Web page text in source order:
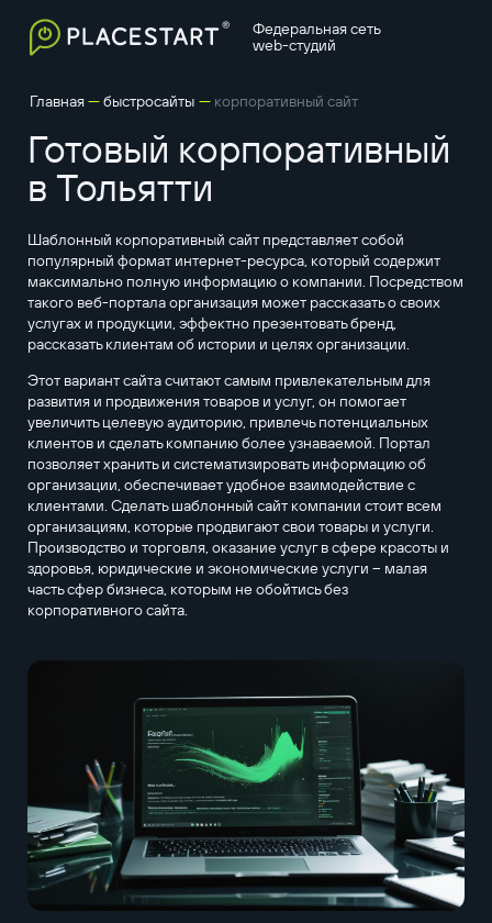
Федеральная сеть
web-студий
Главная—быстросайты — корпоративный сайт
Готовый корпоративный
в Тольятти
Шаблонный корпоративный сайт представляет собой
популярный формат интернет-ресурса, который содержит
максимально полную информацию о компании. Посредством
такого веб-портала организация может рассказать о своих
услугах и продукции, эффектно презентовать бренд,
рассказать клиентам об истории и целях организации.
Этот вариант сайта считают самым привлекательным для
развития и продвижения товаров и услуг, он помогает
увеличить целевую аудиторию, привлечь потенциальных
клиентов и сделать компанию более узнаваемой. Портал
позволяет хранить и систематизировать информацию об
организации, обеспечивает удобное взаимодействие с
клиентами. Сделать шаблонный сайт компании стоит всем
организациям, которые продвигают свои товары и услуги.
Производство и торговля, оказание услуг в сфере красоты и
здоровья, юридические и экономические услуги – малая
часть сфер бизнеса, которым не обойтись без
корпоративного сайта.